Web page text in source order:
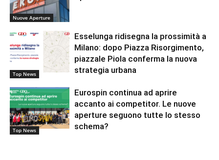
Nuove Aperture
Top News
Esselunga ridisegna la prossimità a
Milano: dopo Piazza Risorgimento,
piazzale Piola conferma la nuova
strategia urbana
Top News
Eurospin continua ad aprire
accanto ai competitor. Le nuove
aperture seguono tutte lo stesso
schema?